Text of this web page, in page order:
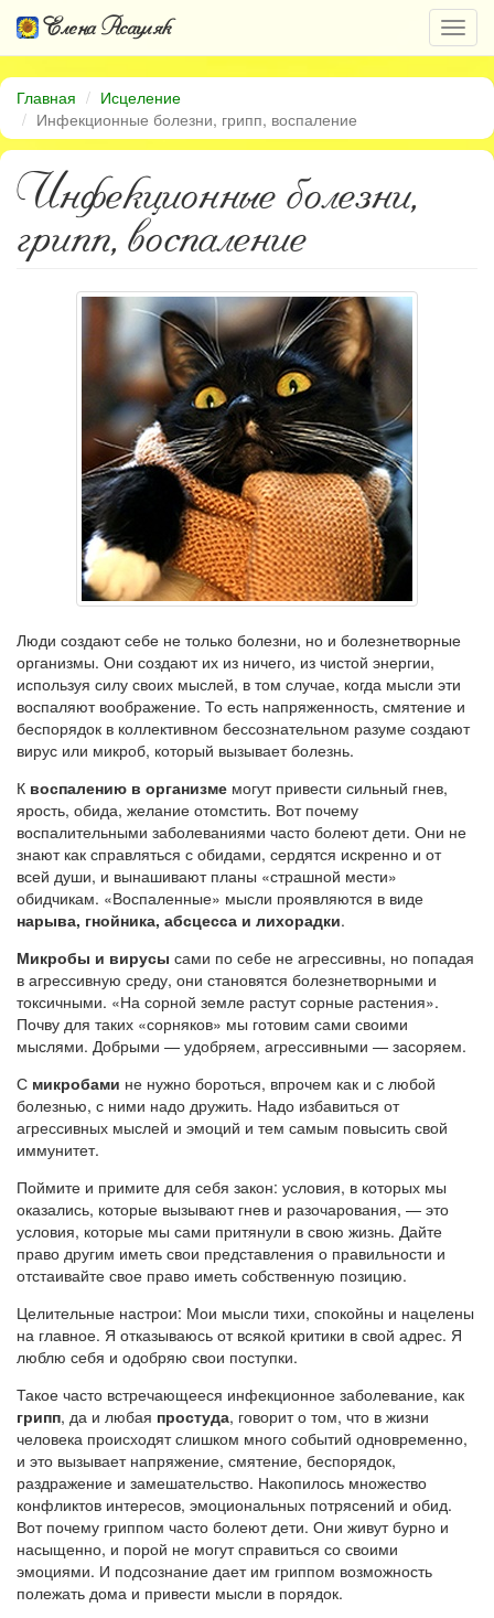
Елена Асауляк
Главная
Исцеление
Инфекционные болезни, грипп, воспаление
Инфекционные болезни,
грипп, воспаление
Люди создают себе не только болезни, но и болезнетворные
организмы. Они создают их из ничего, из чистой энергии,
используя силу своих мыслей, в том случае, когда мысли эти
воспаляют воображение. То есть напряженность, смятение и
беспорядок в коллективном бессознательном разуме создают
вирус или микроб, который вызывает болезнь.
К воспалению в организме могут привести сильный гнев,
ярость, обида, желание отомстить. Вот почему
воспалительными заболеваниями часто болеют дети. Они не
знают как справляться с обидами, сердятся искренно и от
всей души, и вынашивают планы «страшной мести»
обидчикам. «Воспаленные» мысли проявляются в виде
нарыва, гнойника, абсцесса и лихорадки.
Микробы и вирусы сами по себе не агрессивны, но попадая
в агрессивную среду, они становятся болезнетворными и
токсичными. «На сорной земле растут сорные растения».
Почву для таких «сорняков» мы готовим сами своими
мыслями. Добрыми — удобряем, агрессивными — засоряем.
С микробами не нужно бороться, впрочем как и с любой
болезнью, с ними надо дружить. Надо избавиться от
агрессивных мыслей и эмоций и тем самым повысить свой
иммунитет.
Поймите и примите для себя закон: условия, в которых мы
оказались, которые вызывают гнев и разочарования, — это
условия, которые мы сами притянули в свою жизнь. Дайте
право другим иметь свои представления о правильности и
отстаивайте свое право иметь собственную позицию.
Целительные настрои: Мои мысли тихи, спокойны и нацелены
на главное. Я отказываюсь от всякой критики в свой адрес. Я
люблю себя и одобряю свои поступки.
Такое часто встречающееся инфекционное заболевание, как
грипп, да и любая простуда, говорит о том, что в жизни
человека происходят слишком много событий одновременно,
и это вызывает напряжение, смятение, беспорядок,
раздражение и замешательство. Накопилось множество
конфликтов интересов, эмоциональных потрясений и обид.
Вот почему гриппом часто болеют дети. Они живут бурно и
насыщенно, и порой не могут справиться со своими
эмоциями. И подсознание дает им гриппом возможность
полежать дома и привести мысли в порядок.